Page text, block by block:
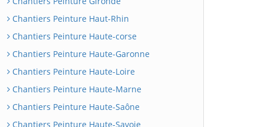
Chantiers Peinture Haut-Rhin
Chantiers Peinture Haute-corse
Chantiers Peinture Haute-Garonne
Chantiers Peinture Haute-Loire
Chantiers Peinture Haute-Marne
Chantiers Peinture Haute-Saône
Chantiers Peinture Haute-Savoie